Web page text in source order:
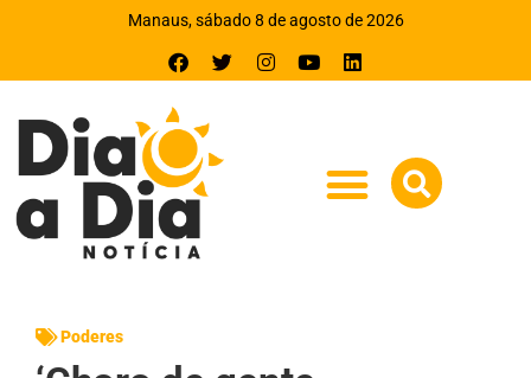
Manaus, sábado 8 de agosto de 2026
Poderes